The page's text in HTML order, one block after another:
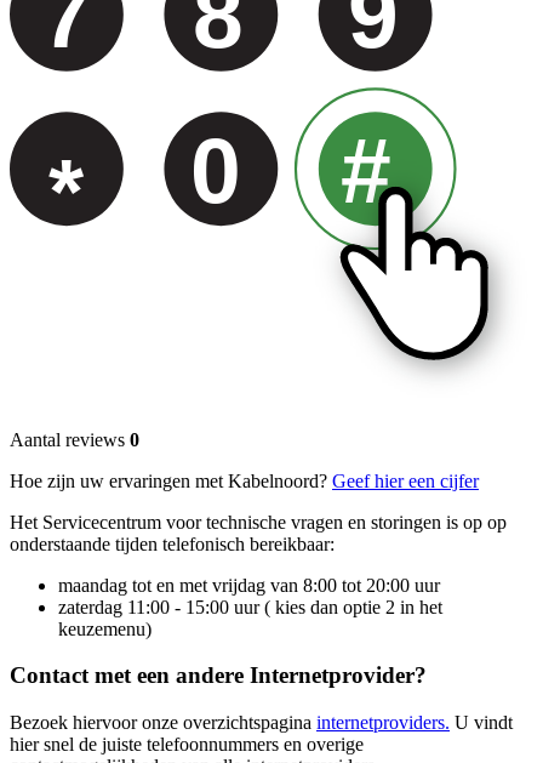
* 0 #
Aantal reviews 0
Hoe zijn uw ervaringen met Kabelnoord? Geef hier een cijfer
Het Servicecentrum voor technische vragen en storingen is op op
onderstaande tijden telefonisch bereikbaar:
maandag tot en met vrijdag van 8:00 tot 20:00 uur
zaterdag 11:00 - 15:00 uur ( kies dan optie 2 in het
keuzemenu)
Contact met een andere Internetprovider?
Bezoek hiervoor onze overzichtspagina internetproviders. U vindt
hier snel de juiste telefoonnummers en overige